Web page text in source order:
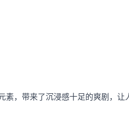
，带来了沉浸感十足的爽剧，让